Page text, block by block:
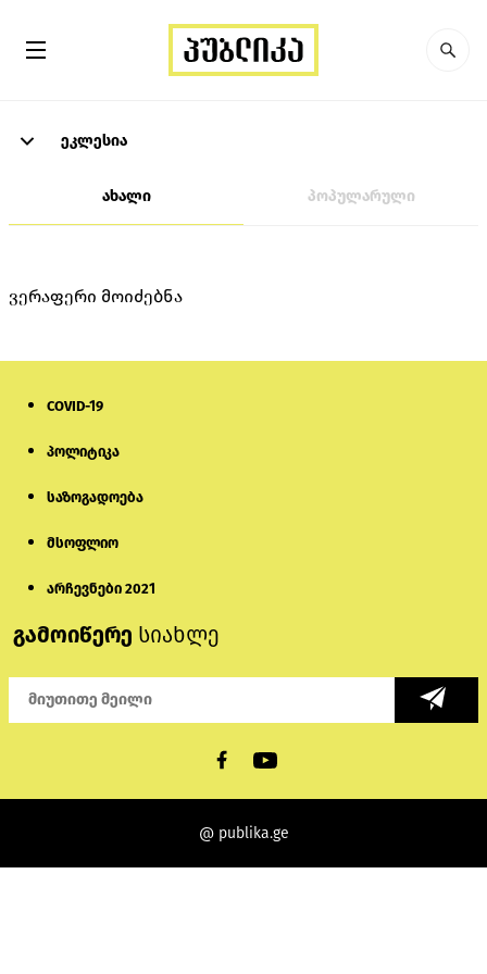
ეკლესია
ახალი პოპულარული
ვერაფერი მოიძებნა
COVID-19
პოლიტიკა
საზოგადოება
მსოფლიო
არჩევნები 2021
გამოიწერე სიახლე
@ publika.ge